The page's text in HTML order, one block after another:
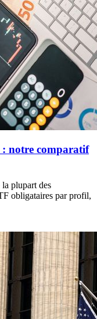
notre comparatif
plupart des
obligataires par profil,